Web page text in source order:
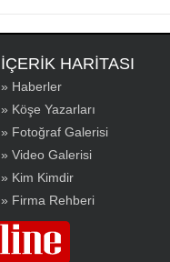
İÇERİK HARİTASI
» Haberler
» Köşe Yazarları
» Fotoğraf Galerisi
» Video Galerisi
» Kim Kimdir
» Firma Rehberi